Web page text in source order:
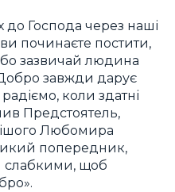
Господа через наші
починаєте постити,
зазвичай людина
завжди дарує
коли здатні
Предстоятель,
Любомира
попередник,
слабкими, щоб